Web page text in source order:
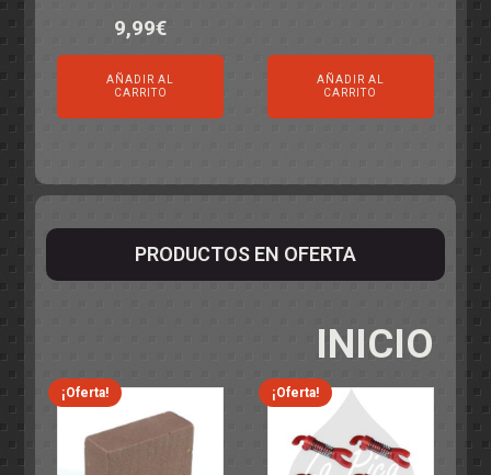
9,99€
AÑADIR AL
CARRITO
AÑADIR AL
CARRITO
PRODUCTOS EN OFERTA
INICIO
¡Oferta! ¡Oferta!